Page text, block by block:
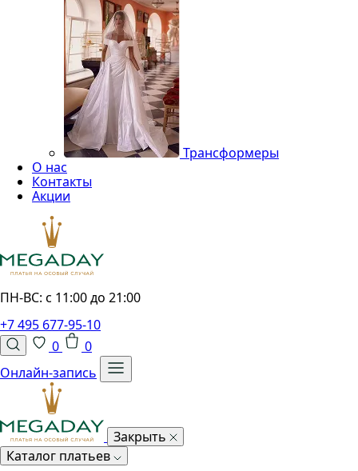
Трансформеры
О нас
Контакты
Акции
ПН-ВС: с 11:00 до 21:00
+7 495 677-95-10
0
0
Онлайн-запись
Закрыть
Каталог платьев